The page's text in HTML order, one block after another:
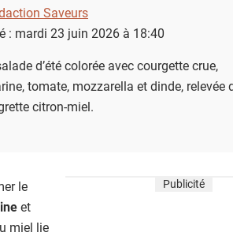
Saveurs
: mardi 23 juin 2026 à 18:40
d’été colorée avec courgette crue,
tomate, mozzarella et dinde, relevée
citron-miel.
le
et
miel lie
Publicité